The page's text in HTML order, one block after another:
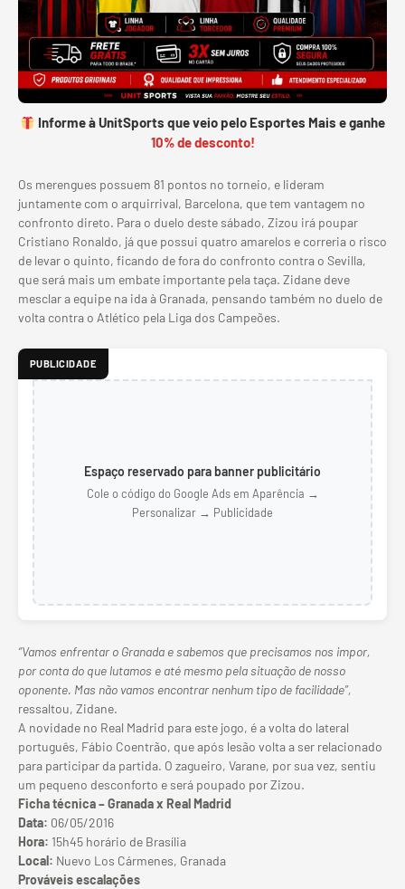
Informe à UnitSports que veio pelo Esportes Mais e ganhe
10% de desconto!
Os merengues possuem 81 pontos no torneio, e lideram
juntamente com o arquirrival, Barcelona, que tem vantagem no
confronto direto. Para o duelo deste sábado, Zizou irá poupar
Cristiano Ronaldo, já que possui quatro amarelos e correria o risco
de levar o quinto, ficando de fora do confronto contra o Sevilla,
que será mais um embate importante pela taça. Zidane deve
mesclar a equipe na ida à Granada, pensando também no duelo de
volta contra o Atlético pela Liga dos Campeões.
PUBLICIDADE
Espaço reservado para banner publicitário
Cole o código do Google Ads em Aparência →
Personalizar → Publicidade
“Vamos enfrentar o Granada e sabemos que precisamos nos impor,
por conta do que lutamos e até mesmo pela situação de nosso
oponente. Mas não vamos encontrar nenhum tipo de facilidade”,
ressaltou, Zidane.
A novidade no Real Madrid para este jogo, é a volta do lateral
português, Fábio Coentrão, que após lesão volta a ser relacionado
para participar da partida. O zagueiro, Varane, por sua vez, sentiu
um pequeno desconforto e será poupado por Zizou.
Ficha técnica – Granada x Real Madrid
Data: 06/05/2016
Hora: 15h45 horário de Brasília
Local: Nuevo Los Cármenes, Granada
Prováveis escalações